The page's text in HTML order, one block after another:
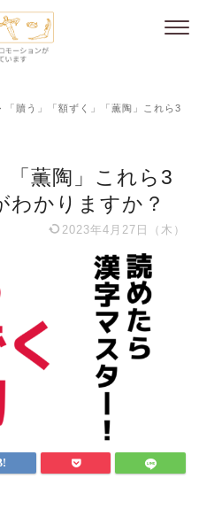
「贖う」「額ずく」「薫陶」これら3
「薫陶」これら3
わかりますか？
2023年4月27日（木）